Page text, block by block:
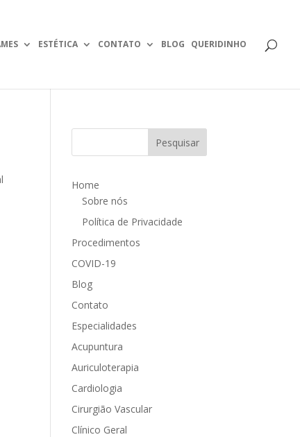
ESTÉTICA CONTATO BLOG QUERIDINHO
Home
Sobre nós
Política de Privacidade
Procedimentos
COVID-19
Blog
Contato
Especialidades
Acupuntura
Auriculoterapia
Cardiologia
Cirurgião Vascular
Clínico Geral